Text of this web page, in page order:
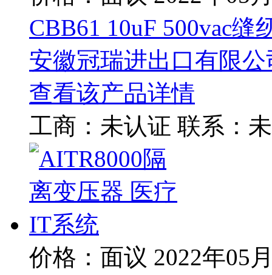
CBB61 10uF 500vac缝
安徽冠瑞进出口有限公
查看该产品详情
工商： 未认证 联系：
价格：面议 2022年05